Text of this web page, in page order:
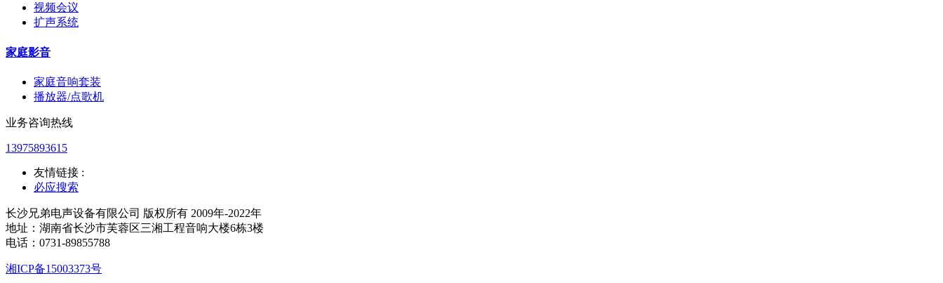
视频会议
扩声系统
家庭影音
家庭音响套装
播放器/点歌机
业务咨询热线
13975893615
友情链接 :
必应搜索
长沙兄弟电声设备有限公司 版权所有 2009年-2022年
地址：湖南省长沙市芙蓉区三湘工程音响大楼6栋3楼
电话：0731-89855788
湘ICP备15003373号